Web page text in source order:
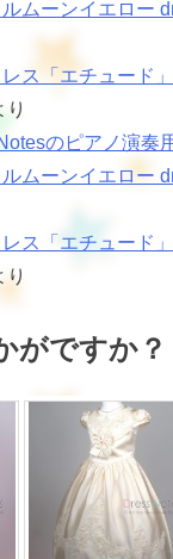
ルムーンイエロー
ス「エチュード
り
のピアノ演奏
ルムーンイエロー
ス「エチュード
り
がですか？